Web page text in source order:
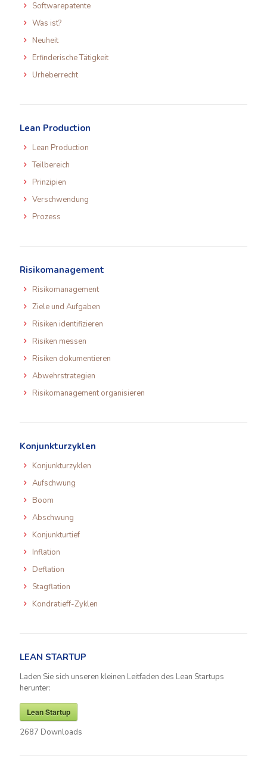
Softwarepatente
Was ist?
Neuheit
Erfinderische Tätigkeit
Urheberrecht
Lean Production
Lean Production
Teilbereich
Prinzipien
Verschwendung
Prozess
Risikomanagement
Risikomanagement
Ziele und Aufgaben
Risiken identifizieren
Risiken messen
Risiken dokumentieren
Abwehrstrategien
Risikomanagement organisieren
Konjunkturzyklen
Konjunkturzyklen
Aufschwung
Boom
Abschwung
Konjunkturtief
Inflation
Deflation
Stagflation
Kondratieff-Zyklen
LEAN STARTUP
Laden Sie sich unseren kleinen Leitfaden des Lean Startups
herunter:
Lean Startup
2687 Downloads